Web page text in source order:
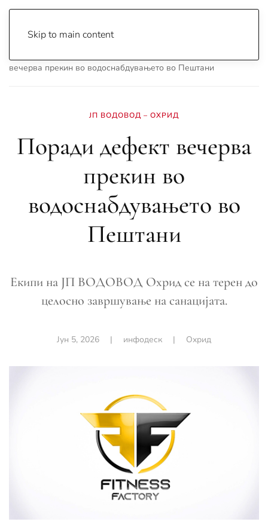
Skip to main content
вечерва прекин во водоснабдувањето во Пештани
ЈП ВОДОВОД – ОХРИД
Поради дефект вечерва
прекин во
водоснабдувањето во
Пештани
Екипи на ЈП ВОДОВОД Охрид се на терен до
целосно завршување на санацијата.
Јун 5, 2026 | инфодеск | Охрид